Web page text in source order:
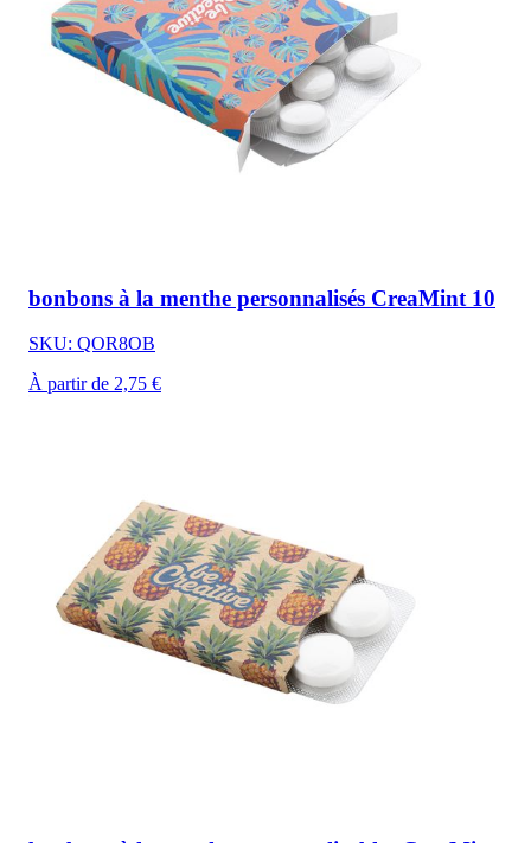
bonbons à la menthe personnalisés CreaMint 10
SKU: QOR8OB
À partir de 2,75 €